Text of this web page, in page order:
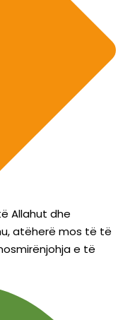
Allahut dhe
atëherë mos të të
e të